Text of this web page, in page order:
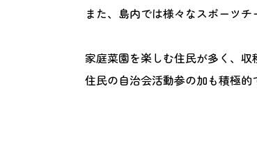
また、島内では様々なスポーツ
家庭菜園を楽しむ住民が多く、収
住民の自治会活動参の加も積極的